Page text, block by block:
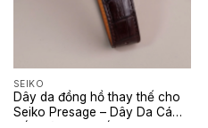
SEIKO
Dây da đồng hồ thay thế cho
Seiko Presage – Dây Da Cá